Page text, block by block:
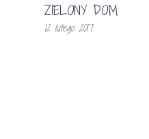
ZIELONY DOM
12 lutego 2017